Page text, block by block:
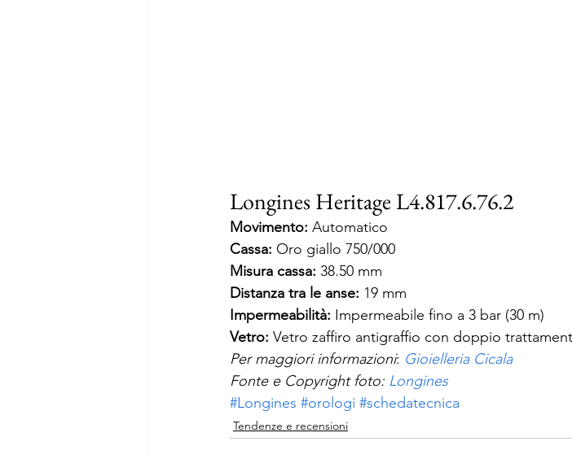
Longines Heritage L4.817.6.76.2
Movimento: Automatico
Cassa: Oro giallo 750/000
Misura cassa: 38.50 mm
Distanza tra le anse: 19 mm
Impermeabilità: Impermeabile fino a 3 bar (30 m)
Vetro: Vetro zaffiro antigraffio con doppio
Per maggiori informazioni: Gioielleria Cicala
Fonte e Copyright foto: Longines
#Longines #orologi #schedatecnica
Tendenze e recensioni